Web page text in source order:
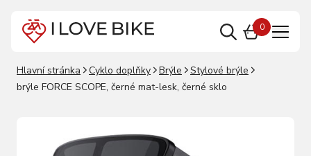
0
Hlavní stránka Cyklo doplňky Brýle
Stylové brýle
brýle FORCE SCOPE, černé mat-lesk, černé sklo